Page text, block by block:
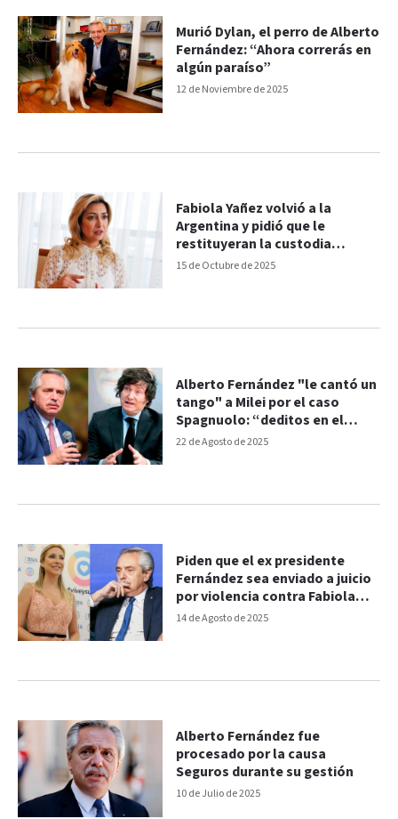
12 de Noviembre de 2025
Murió Dylan, el perro de Alberto
Fernández: “Ahora correrás en
algún paraíso”
15 de Octubre de 2025
Fabiola Yañez volvió a la
Argentina y pidió que le
restituyeran la custodia
policial
22 de Agosto de 2025
Alberto Fernández "le cantó un
tango" a Milei por el caso
Spagnuolo: “deditos en el
tarro”
14 de Agosto de 2025
Piden que el ex presidente
Fernández sea enviado a juicio
por violencia contra Fabiola
Yañez
10 de Julio de 2025
Alberto Fernández fue
procesado por la causa
Seguros durante su gestión